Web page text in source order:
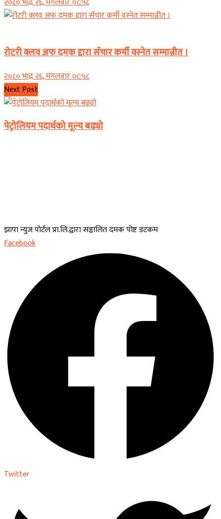
रोटरी क्लव अफ दमक द्दारा सॅचार कर्मी वस्नेत सम्मान्नीत ।
२०८० भाद्र २६, मंगलवार ०८:५८
Next Post
पेट्रोलियम पदार्थको मूल्य बढ्यो
झापा न्युज पोर्टल प्रा.लि.द्वारा सञ्चालित दमक पोष्ट डटकम
Facebook
Twitter